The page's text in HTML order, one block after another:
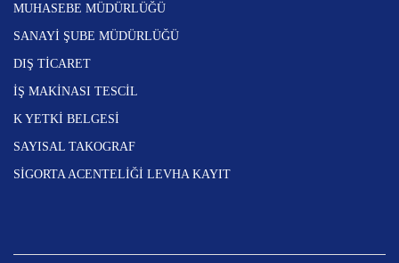
MUHASEBE MÜDÜRLÜĞÜ
SANAYİ ŞUBE MÜDÜRLÜĞÜ
DIŞ TİCARET
İŞ MAKİNASI TESCİL
K YETKİ BELGESİ
SAYISAL TAKOGRAF
SİGORTA ACENTELİĞİ LEVHA KAYIT